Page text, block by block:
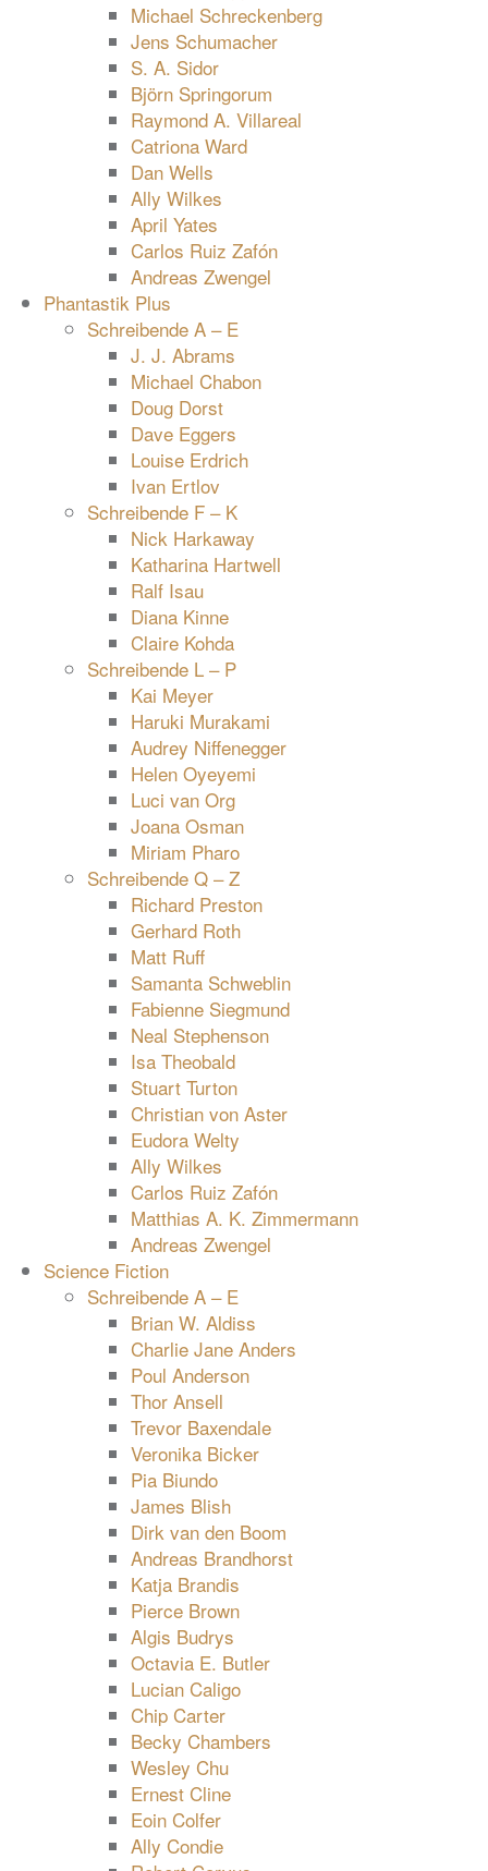
Michael Schreckenberg
Jens Schumacher
S. A. Sidor
Björn Springorum
Raymond A. Villareal
Catriona Ward
Dan Wells
Ally Wilkes
April Yates
Carlos Ruiz Zafón
Andreas Zwengel
Phantastik Plus
Schreibende A – E
J. J. Abrams
Michael Chabon
Doug Dorst
Dave Eggers
Louise Erdrich
Ivan Ertlov
Schreibende F – K
Nick Harkaway
Katharina Hartwell
Ralf Isau
Diana Kinne
Claire Kohda
Schreibende L – P
Kai Meyer
Haruki Murakami
Audrey Niffenegger
Helen Oyeyemi
Luci van Org
Joana Osman
Miriam Pharo
Schreibende Q – Z
Richard Preston
Gerhard Roth
Matt Ruff
Samanta Schweblin
Fabienne Siegmund
Neal Stephenson
Isa Theobald
Stuart Turton
Christian von Aster
Eudora Welty
Ally Wilkes
Carlos Ruiz Zafón
Matthias A. K. Zimmermann
Andreas Zwengel
Science Fiction
Schreibende A – E
Brian W. Aldiss
Charlie Jane Anders
Poul Anderson
Thor Ansell
Trevor Baxendale
Veronika Bicker
Pia Biundo
James Blish
Dirk van den Boom
Andreas Brandhorst
Katja Brandis
Pierce Brown
Algis Budrys
Octavia E. Butler
Lucian Caligo
Chip Carter
Becky Chambers
Wesley Chu
Ernest Cline
Eoin Colfer
Ally Condie